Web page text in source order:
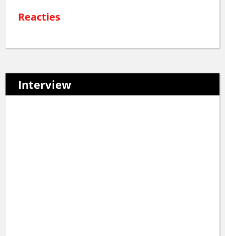
Reacties
Interview